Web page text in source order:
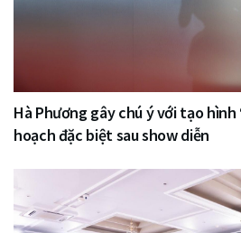
Hà Phương gây chú ý với tạo
hoạch đặc biệt sau show diễn